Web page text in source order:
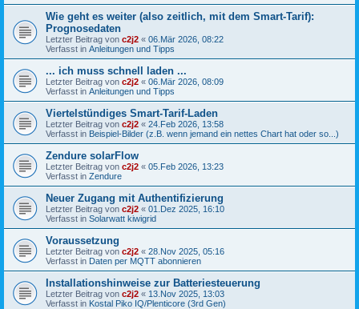
Wie geht es weiter (also zeitlich, mit dem Smart-Tarif):
Prognosedaten
Letzter Beitrag von c2j2 « 06.Mär 2026, 08:22
Verfasst in Anleitungen und Tipps
... ich muss schnell laden ...
Letzter Beitrag von c2j2 « 06.Mär 2026, 08:09
Verfasst in Anleitungen und Tipps
Viertelstündiges Smart-Tarif-Laden
Letzter Beitrag von c2j2 « 24.Feb 2026, 13:58
Verfasst in Beispiel-Bilder (z.B. wenn jemand ein nettes Chart hat oder so...)
Zendure solarFlow
Letzter Beitrag von c2j2 « 05.Feb 2026, 13:23
Verfasst in Zendure
Neuer Zugang mit Authentifizierung
Letzter Beitrag von c2j2 « 01.Dez 2025, 16:10
Verfasst in Solarwatt kiwigrid
Voraussetzung
Letzter Beitrag von c2j2 « 28.Nov 2025, 05:16
Verfasst in Daten per MQTT abonnieren
Installationshinweise zur Batteriesteuerung
Letzter Beitrag von c2j2 « 13.Nov 2025, 13:03
Verfasst in Kostal Piko IQ/Plenticore (3rd Gen)